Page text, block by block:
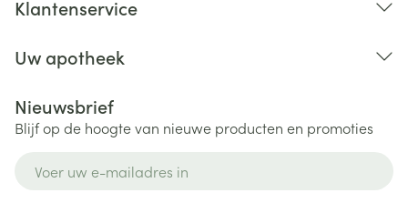
Klantenservice
Uw apotheek
Nieuwsbrief
Blijf op de hoogte van nieuwe producten en promoties